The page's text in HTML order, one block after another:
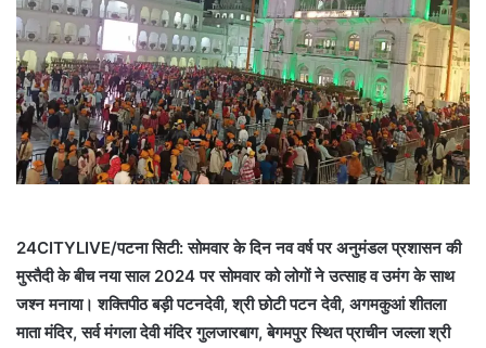
24CITYLIVE/पटना सिटी: सोमवार के दिन नव वर्ष पर अनुमंडल प्रशासन की
मुस्तैदी के बीच नया साल 2024 पर सोमवार को लोगों ने उत्साह व उमंग के साथ
जश्न मनाया। शक्तिपीठ बड़ी पटनदेवी, श्री छोटी पटन देवी, अगमकुआं शीतला
माता मंदिर, सर्व मंगला देवी मंदिर गुलजारबाग, बेगमपुर स्थित प्राचीन जल्ला श्री